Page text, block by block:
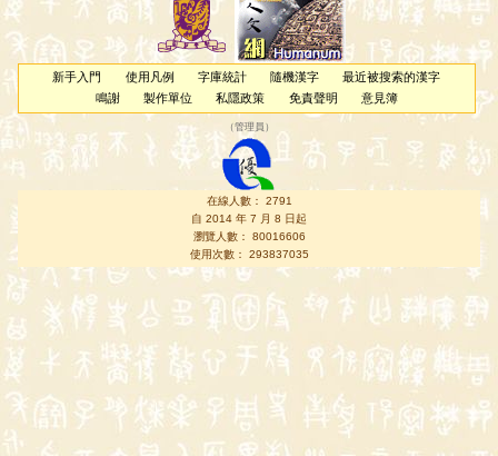
新手入門 使用凡例 字庫統計 隨機漢字
最近被搜索的漢字
鳴謝
製作單位 私隱政策 免責聲明 意見簿
（管理員 ）
在線人數： 2791
自 2014 年 7 月 8 日起
瀏覽人數： 80016606
使用次數： 293837035